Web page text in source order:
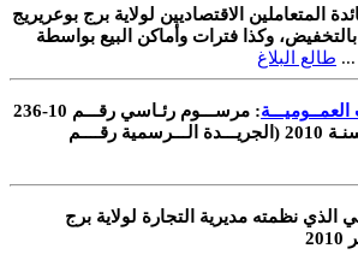
المتعاملين الاقتصاديين لولاية برج بوعريريج
وكذا فترات وأماكن البيع بواسطة
... طالع البلاغ
:
مرســـوم رئـاسي رقـــم 10-236
الذي نظمته مديرية التجارة لولاية برج